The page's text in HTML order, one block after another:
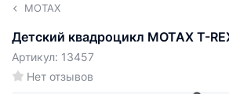
MOTAX
Детский квадроцикл MOTAX T-
Нет отзывов
Артикул: 13457